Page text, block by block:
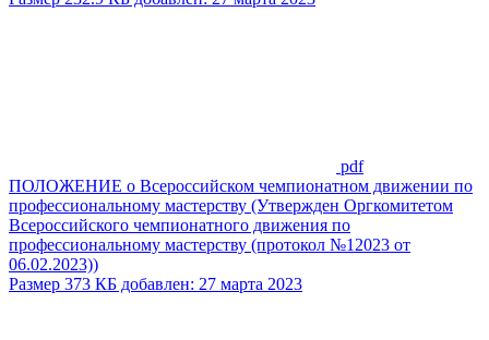
pdf
ПОЛОЖЕНИЕ о Всероссийском чемпионатном движении по
профессиональному мастерству (Утвержден Оргкомитетом
Всероссийского чемпионатного движения по
профессиональному мастерству (протокол №12023 от
06.02.2023))
Размер 373 КБ добавлен: 27 марта 2023